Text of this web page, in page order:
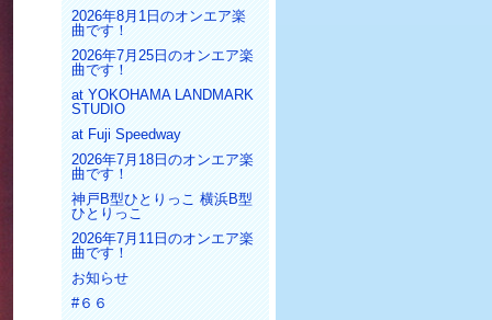
2026年8月1日のオンエア楽
曲です！
2026年7月25日のオンエア楽
曲です！
at YOKOHAMA LANDMARK
STUDIO
at Fuji Speedway
2026年7月18日のオンエア楽
曲です！
神戸B型ひとりっこ 横浜B型
ひとりっこ
2026年7月11日のオンエア楽
曲です！
お知らせ
#６６